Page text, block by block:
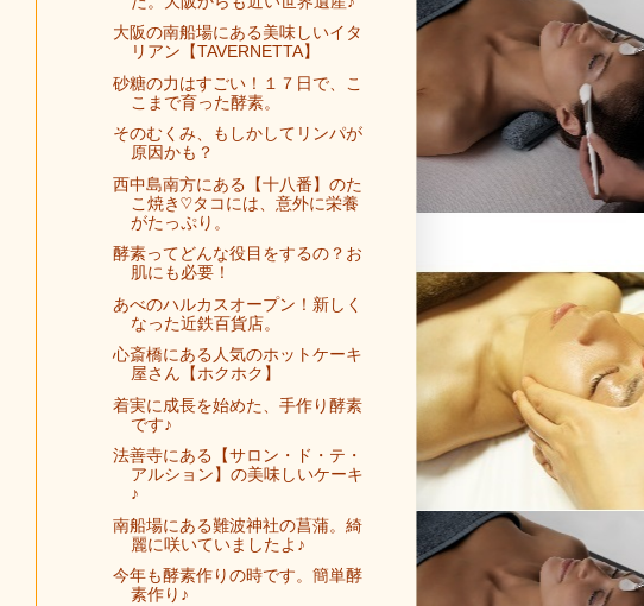
大阪の南船場にある美味しいイタ
リアン【TAVERNETTA】
砂糖の力はすごい！１７日で、こ
こまで育った酵素。
そのむくみ、もしかしてリンパが
原因かも？
西中島南方にある【十八番】のた
こ焼き♡タコには、意外に栄養
がたっぷり。
酵素ってどんな役目をするの？お
肌にも必要！
あべのハルカスオープン！新しく
なった近鉄百貨店。
心斎橋にある人気のホットケーキ
屋さん【ホクホク】
着実に成長を始めた、手作り酵素
です♪
法善寺にある【サロン・ド・テ・
アルション】の美味しいケーキ
♪
南船場にある難波神社の菖蒲。綺
麗に咲いていましたよ♪
今年も酵素作りの時です。簡単酵
素作り♪